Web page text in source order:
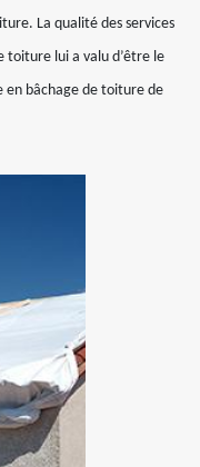
La qualité des services
toiture lui a valu d’être le
en bâchage de toiture de